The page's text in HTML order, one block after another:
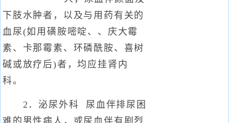
下肢水肿者，以及与用药有关的
血尿(如用磺胺嘧啶、、庆大霉
素、卡那霉素、环磷酰胺、喜树
碱或放疗后)者，均应挂肾内
科。
2．泌尿外科 尿血伴排尿困
难的男性病人，或尿血伴有剧烈